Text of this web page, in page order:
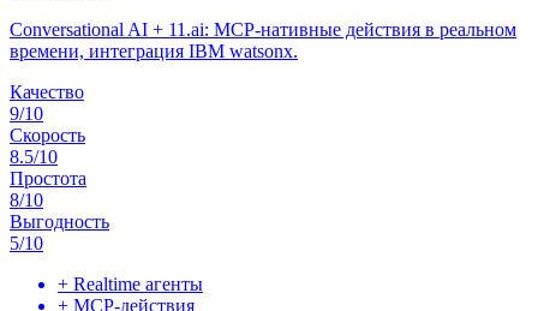
Conversational AI + 11.ai: MCP-нативные действия в реальном
времени, интеграция IBM watsonx.
Качество
9/10
Скорость
8.5/10
Простота
8/10
Выгодность
5/10
+ Realtime агенты
+ MCP-действия